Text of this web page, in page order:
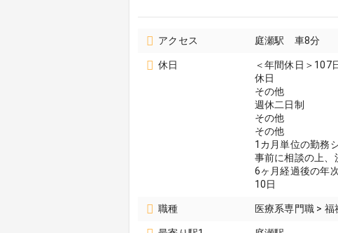
アクセス 庭瀬駅 車8分
休日
＜年間休日＞107
休日
その他
週休二日制
その他
その他
1カ月単位の勤務
事前に相談の上、
6ヶ月経過後の年
10日
職種 医療系専門職 >